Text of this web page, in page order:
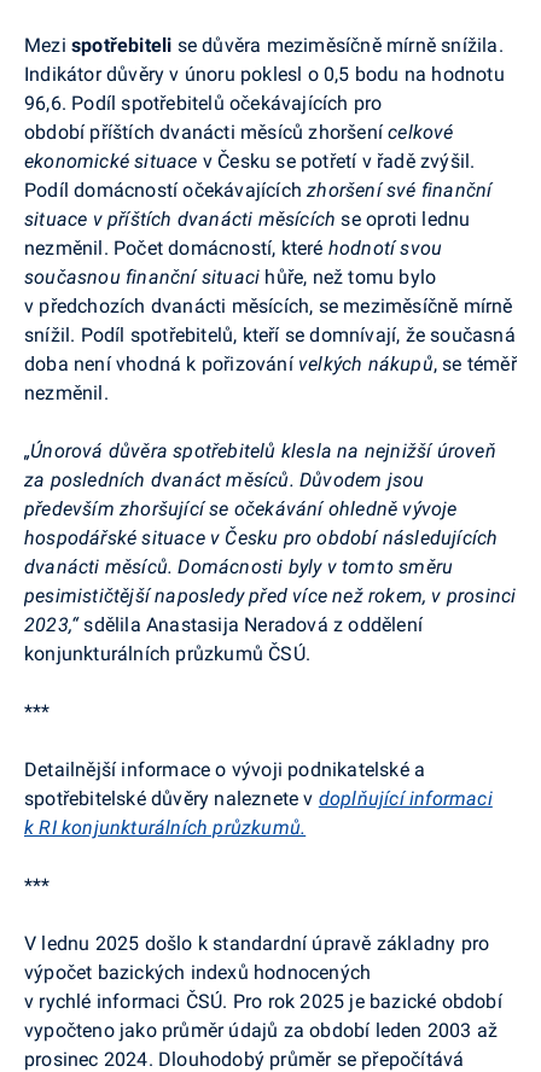
Mezi spotřebiteli se důvěra meziměsíčně mírně snížila.
Indikátor důvěry v únoru poklesl o 0,5 bodu na hodnotu
96,6. Podíl spotřebitelů očekávajících pro
období příštích dvanácti měsíců zhoršenícelkové
ekonomické situace v Česku se potřetí v řadě zvýšil.
Podíl domácností očekávajícíchzhoršení své finanční
situace v příštích dvanácti měsících se oproti lednu
nezměnil. Počet domácností, které hodnotí svou
současnou finanční situaci hůře, než tomu bylo
v předchozích dvanácti měsících, se meziměsíčně mírně
snížil. Podíl spotřebitelů, kteří se domnívají, že současná
doba není vhodná k pořizování velkých nákupů, se téměř
nezměnil.
„Únorová důvěra spotřebitelů klesla na nejnižší úroveň
za posledních dvanáct měsíců. Důvodem jsou
především zhoršující se očekávání ohledně vývoje
hospodářské situace v Česku pro období následujících
dvanácti měsíců. Domácnosti byly v tomto směru
pesimističtější naposledy před více než rokem, v prosinci
2023,“sdělilaAnastasija Neradová z oddělení
konjunkturálních průzkumů ČSÚ.
***
Detailnější informace o vývoji podnikatelské a
spotřebitelské důvěry naleznete v doplňující informaci
k RI konjunkturálních průzkumů.
***
V lednu 2025 došlo k standardní úpravě základny pro
výpočet bazických indexů hodnocených
v rychlé informaci ČSÚ. Pro rok 2025 je bazické období
vypočteno jako průměr údajů za období leden 2003 až
prosinec 2024. Dlouhodobý průměr se přepočítává